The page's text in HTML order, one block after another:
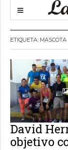
ETIQUETA: MASCOTA
David
objetivo